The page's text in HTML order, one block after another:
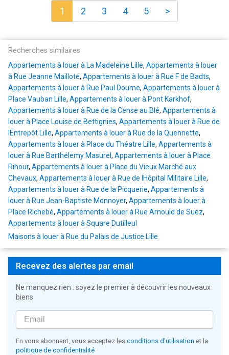
1 2 3 4 5 >
Recherches similaires
Appartements à louer à La Madeleine Lille, Appartements à louer
à Rue Jeanne Maillote, Appartements à louer à Rue F de Badts,
Appartements à louer à Rue Paul Doume, Appartements à louer à
Place Vauban Lille, Appartements à louer à Pont Karkhof,
Appartements à louer à Rue de la Cense au Blé, Appartements à
louer à Place Louise de Bettignies, Appartements à louer à Rue de
lEntrepôt Lille, Appartements à louer à Rue de la Quennette,
Appartements à louer à Place du Théatre Lille, Appartements à
louer à Rue Barthélemy Masurel , Appartements à louer à Place
Rihour, Appartements à louer à Place du Vieux Marché aux
Chevaux, Appartements à louer à Rue de lHôpital Militaire Lille,
Appartements à louer à Rue de la Picquerie, Appartements à
louer à Rue Jean-Baptiste Monnoyer, Appartements à louer à
Place Richebé, Appartements à louer à Rue Arnould de Suez,
Appartements à louer à Square Dutilleul
Maisons à louer à Rue du Palais de Justice Lille
Recevez des alertes par email
Ne manquez rien : soyez le premier à découvrir les nouveaux
biens
En vous abonnant, vous acceptez les conditions d'utilisation et la
politique de confidentialité